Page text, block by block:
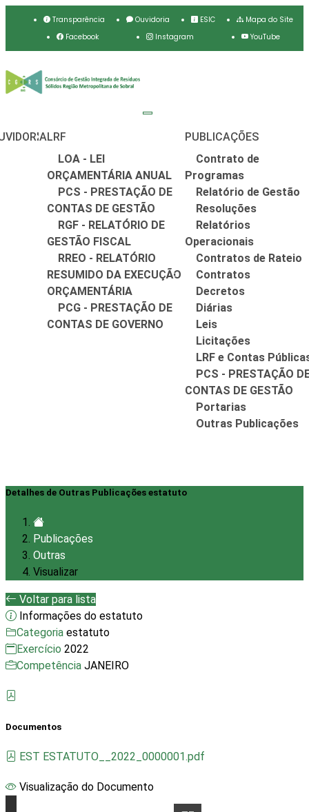
Transparência Ouvidoria ESIC
Mapa do Site
Facebook
Instagram YouTube
LRF
LOA - LEI
ORÇAMENTÁRIA ANUAL
PCS - PRESTAÇÃO DE
CONTAS DE GESTÃO
RGF - RELATÓRIO DE
GESTÃO FISCAL
RREO - RELATÓRIO
RESUMIDO DA EXECUÇÃO
ORÇAMENTÁRIA
PCG - PRESTAÇÃO DE
CONTAS DE GOVERNO
PUBLICAÇÕES
Contrato de
Programas
Relatório de Gestão
Resoluções
Relatórios
Operacionais
Contratos de Rateio
Contratos
Decretos
Diárias
Leis
Licitações
LRF e Contas
PCS - PRESTAÇÃO
CONTAS DE GESTÃO
Portarias
Outras Publicações
Detalhes de Outras Publicações estatuto
Publicações
Outras
Visualizar
Voltar para lista
Informações do estatuto
Categoria estatuto
Exercício 2022
Competência JANEIRO
Documentos
EST ESTATUTO__2022_0000001.pdf
Visualização do Documento